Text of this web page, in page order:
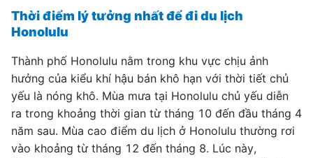
Thời điểm lý tưởng nhất để đi du lịch
Honolulu
Thành phố Honolulu nằm trong khu vực chịu ảnh
hưởng của kiểu khí hậu bán khô hạn với thời tiết chủ
yếu là nóng khô. Mùa mưa tại Honolulu chủ yếu diễn
ra trong khoảng thời gian từ tháng 10 đến đầu tháng 4
năm sau. Mùa cao điểm du lịch ở Honolulu thường rơi
vào khoảng từ tháng 12 đến tháng 8. Lúc này,